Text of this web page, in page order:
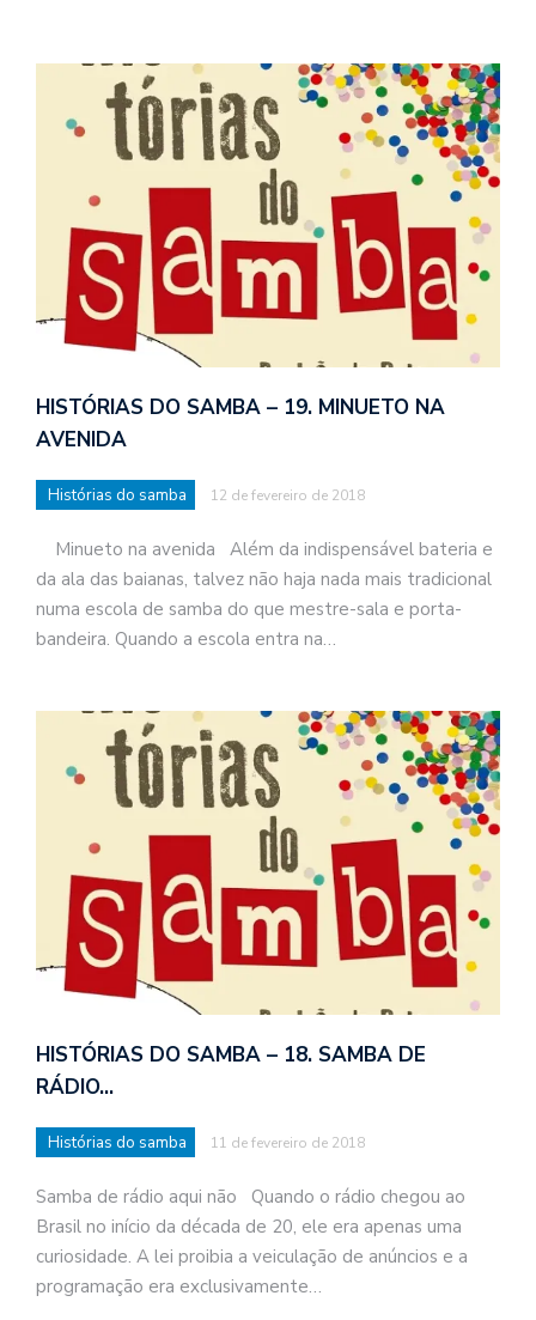
HISTÓRIAS DO SAMBA – 19. MINUETO NA
AVENIDA
Histórias do samba 12 de fevereiro de 2018
Minueto na avenida Além da indispensável bateria e
da ala das baianas, talvez não haja nada mais tradicional
numa escola de samba do que mestre-sala e porta-
bandeira. Quando a escola entra na…
HISTÓRIAS DO SAMBA – 18. SAMBA DE
RÁDIO…
Histórias do samba 11 de fevereiro de 2018
Samba de rádio aqui não Quando o rádio chegou ao
Brasil no início da década de 20, ele era apenas uma
curiosidade. A lei proibia a veiculação de anúncios e a
programação era exclusivamente…